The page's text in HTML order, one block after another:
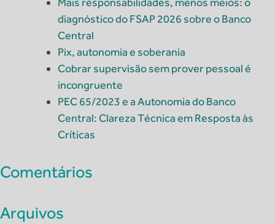
Mais responsabilidades, menos meios: o
diagnóstico do FSAP 2026 sobre o Banco
Central
Pix, autonomia e soberania
Cobrar supervisão sem prover pessoal é
incongruente
PEC 65/2023 e a Autonomia do Banco
Central: Clareza Técnica em Resposta às
Críticas
Comentários
Arquivos